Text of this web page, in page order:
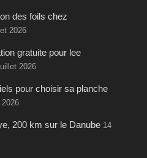
des foils chez
2026
gratuite pour lee
2026
pour choisir sa planche
200 km sur le Danube 14